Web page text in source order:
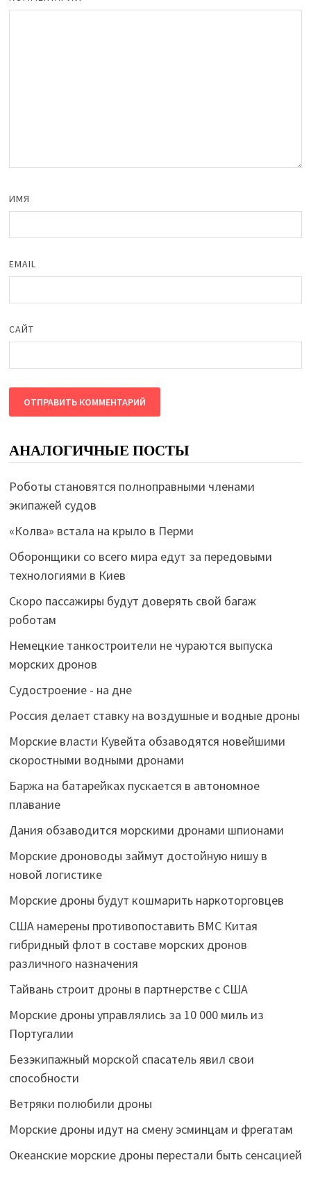
ИМЯ
EMAIL
САЙТ
АНАЛОГИЧНЫЕ ПОСТЫ
Роботы становятся полноправными членами
экипажей судов
«Колва» встала на крыло в Перми
Оборонщики со всего мира едут за передовыми
технологиями в Киев
Скоро пассажиры будут доверять свой багаж
роботам
Немецкие танкостроители не чураются выпуска
морских дронов
Судостроение - на дне
Россия делает ставку на воздушные и водные дроны
Морские власти Кувейта обзаводятся новейшими
скоростными водными дронами
Баржа на батарейках пускается в автономное
плавание
Дания обзаводится морскими дронами шпионами
Морские дроноводы займут достойную нишу в
новой логистике
Морские дроны будут кошмарить наркоторговцев
США намерены противопоставить ВМС Китая
гибридный флот в составе морских дронов
различного назначения
Тайвань строит дроны в партнерстве с США
Морские дроны управлялись за 10 000 миль из
Португалии
Безэкипажный морской спасатель явил свои
способности
Ветряки полюбили дроны
Морские дроны идут на смену эсминцам и фрегатам
Океанские морские дроны перестали быть сенсацией